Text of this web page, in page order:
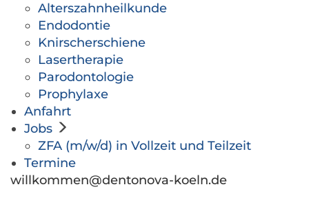
Alterszahnheilkunde
Endodontie
Knirscherschiene
Lasertherapie
Parodontologie
Prophylaxe
Anfahrt
Jobs
ZFA (m/w/d) in Vollzeit und Teilzeit
Termine
willkommen@dentonova-koeln.de